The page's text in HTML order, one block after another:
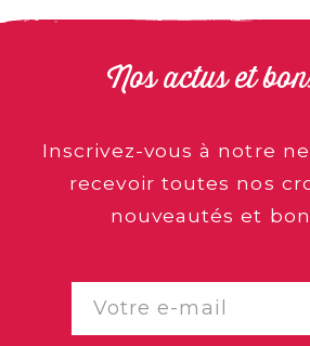
Nos actus et
Inscrivez-vous à notre
recevoir toutes nos
nouveautés et